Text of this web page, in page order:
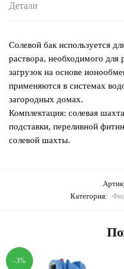
Детали
Солевой бак используется
раствора, необходимого
загрузок на основе
применяются в системах
загородных домах.
Комплектация: солевая
подставки, переливной
солевой шахты.
Категория:
-3%